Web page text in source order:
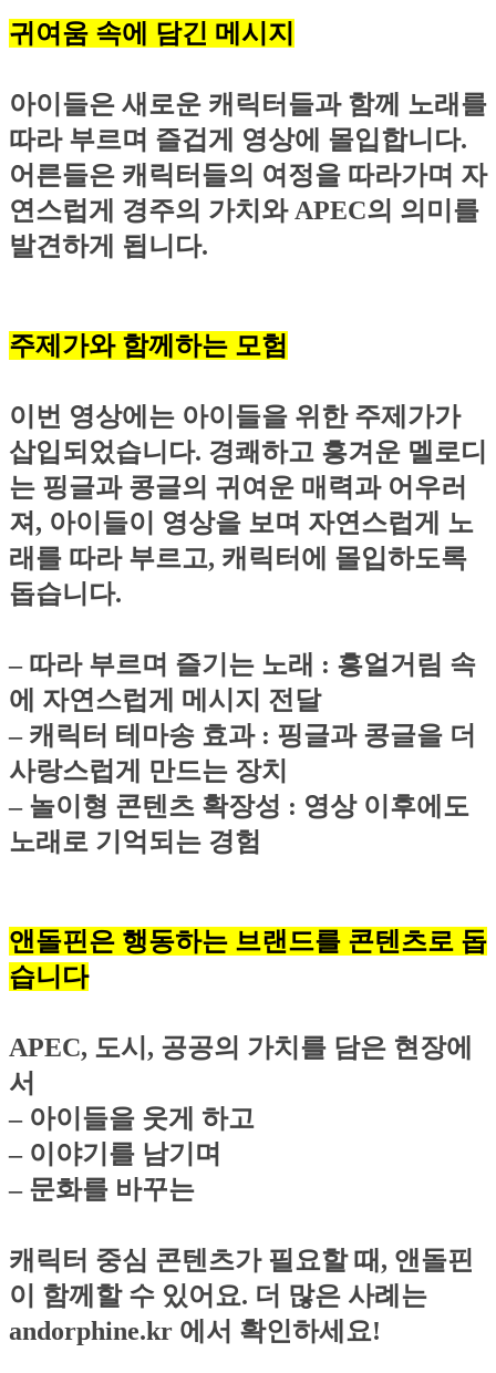
귀여움 속에 담긴 메시지
아이들은 새로운 캐릭터들과 함께 노래를
따라 부르며 즐겁게 영상에 몰입합니다.
어른들은 캐릭터들의 여정을 따라가며 자
연스럽게 경주의 가치와 APEC의 의미를
발견하게 됩니다.
주제가와 함께하는 모험
이번 영상에는 아이들을 위한 주제가가
삽입되었습니다. 경쾌하고 흥겨운 멜로디
는 핑글과 콩글의 귀여운 매력과 어우러
져, 아이들이 영상을 보며 자연스럽게 노
래를 따라 부르고, 캐릭터에 몰입하도록
돕습니다.
– 따라 부르며 즐기는 노래 : 흥얼거림 속
에 자연스럽게 메시지 전달
– 캐릭터 테마송 효과 : 핑글과 콩글을 더
사랑스럽게 만드는 장치
– 놀이형 콘텐츠 확장성 : 영상 이후에도
노래로 기억되는 경험
앤돌핀은 행동하는 브랜드를 콘텐츠로 돕
습니다
APEC, 도시, 공공의 가치를 담은 현장에
서
– 아이들을 웃게 하고
– 이야기를 남기며
– 문화를 바꾸는
캐릭터 중심 콘텐츠가 필요할 때, 앤돌핀
이 함께할 수 있어요. 더 많은 사례는
andorphine.kr 에서 확인하세요!